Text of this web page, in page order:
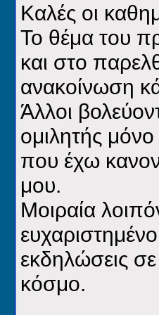
Καλές οι
Το θέμα του
και στο
ανακοίνωση
Άλλοι
ομιλητής
που έχω
μου.
Μοιραία
εκδηλώσεις
κόσμο.